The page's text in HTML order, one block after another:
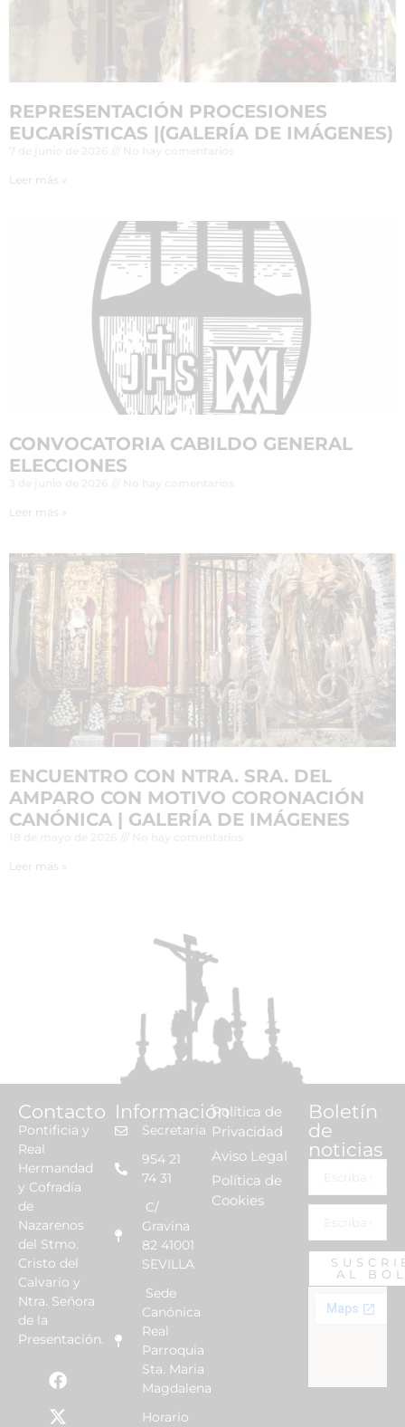
REPRESENTACIÓN PROCESIONES
EUCARÍSTICAS |(GALERÍA DE IMÁGENES)
Leer más »
CONVOCATORIA CABILDO GENERAL
ELECCIONES
Leer más »
ENCUENTRO CON NTRA. SRA. DEL
AMPARO CON MOTIVO CORONACIÓN
CANÓNICA | GALERÍA DE IMÁGENES
Leer más »
Contacto
Pontificia y
Real
Hermandad
y Cofradía
de
Nazarenos
del Stmo.
Cristo del
Calvario y
Ntra. Señora
de la
Presentación.
Información
Secretaria
954 21
74 31
C/
Gravina
82 41001
SEVILLA
Sede
Canónica
Real
Parroquia
Sta. Maria
Magdalena
Horario
Política de
Privacidad
Aviso Legal
Política de
Cookies
Boletín
de
noticias
AL